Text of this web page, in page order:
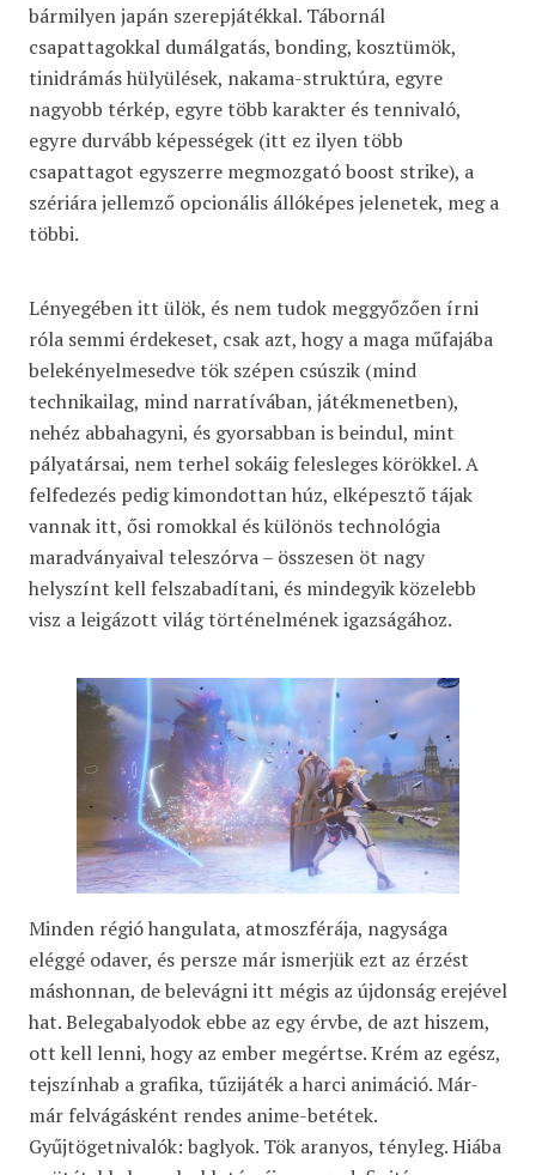
bármilyen japán szerepjátékkal. Tábornál
csapattagokkal dumálgatás, bonding, kosztümök,
tinidrámás hülyülések, nakama-struktúra, egyre
nagyobb térkép, egyre több karakter és tennivaló,
egyre durvább képességek (itt ez ilyen több
csapattagot egyszerre megmozgató boost strike), a
szériára jellemző opcionális állóképes jelenetek, meg a
többi.
Lényegében itt ülök, és nem tudok meggyőzően írni
róla semmi érdekeset, csak azt, hogy a maga műfajába
belekényelmesedve tök szépen csúszik (mind
technikailag, mind narratívában, játékmenetben),
nehéz abbahagyni, és gyorsabban is beindul, mint
pályatársai, nem terhel sokáig felesleges körökkel. A
felfedezés pedig kimondottan húz, elképesztő tájak
vannak itt, ősi romokkal és különös technológia
maradványaival teleszórva – összesen öt nagy
helyszínt kell felszabadítani, és mindegyik közelebb
visz a leigázott világ történelmének igazságához.
Minden régió hangulata, atmoszférája, nagysága
eléggé odaver, és persze már ismerjük ezt az érzést
máshonnan, de belevágni itt mégis az újdonság erejével
hat. Belegabalyodok ebbe az egy érvbe, de azt hiszem,
ott kell lenni, hogy az ember megértse. Krém az egész,
tejszínhab a grafika, tűzijáték a harci animáció. Már-
már felvágásként rendes anime-betétek.
Gyűjtögetnivalók: baglyok. Tök aranyos, tényleg. Hiába